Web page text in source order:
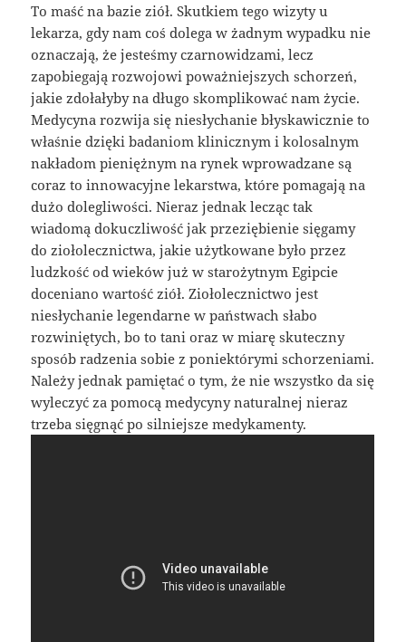
To maść na bazie ziół. Skutkiem tego wizyty u
lekarza, gdy nam coś dolega w żadnym wypadku nie
oznaczają, że jesteśmy czarnowidzami, lecz
zapobiegają rozwojowi poważniejszych schorzeń,
jakie zdołałyby na długo skomplikować nam życie.
Medycyna rozwija się niesłychanie błyskawicznie to
właśnie dzięki badaniom klinicznym i kolosalnym
nakładom pieniężnym na rynek wprowadzane są
coraz to innowacyjne lekarstwa, które pomagają na
dużo dolegliwości. Nieraz jednak lecząc tak
wiadomą dokuczliwość jak przeziębienie sięgamy
do ziołolecznictwa, jakie użytkowane było przez
ludzkość od wieków już w starożytnym Egipcie
doceniano wartość ziół. Ziołolecznictwo jest
niesłychanie legendarne w państwach słabo
rozwiniętych, bo to tani oraz w miarę skuteczny
sposób radzenia sobie z poniektórymi schorzeniami.
Należy jednak pamiętać o tym, że nie wszystko da się
wyleczyć za pomocą medycyny naturalnej nieraz
trzeba sięgnąć po silniejsze medykamenty.